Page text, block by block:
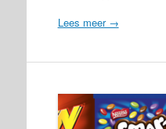
Lees meer →